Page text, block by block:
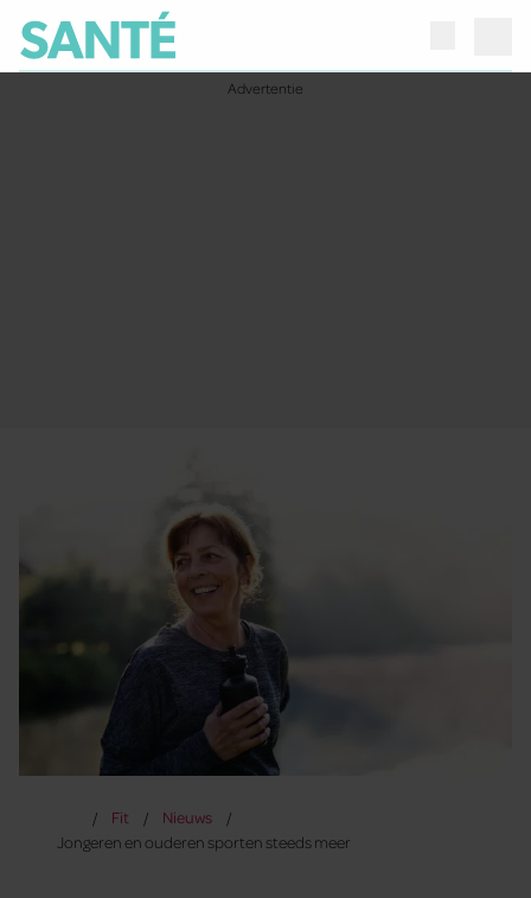
Fit
Nieuws
Jongeren en ouderen sporten steeds meer